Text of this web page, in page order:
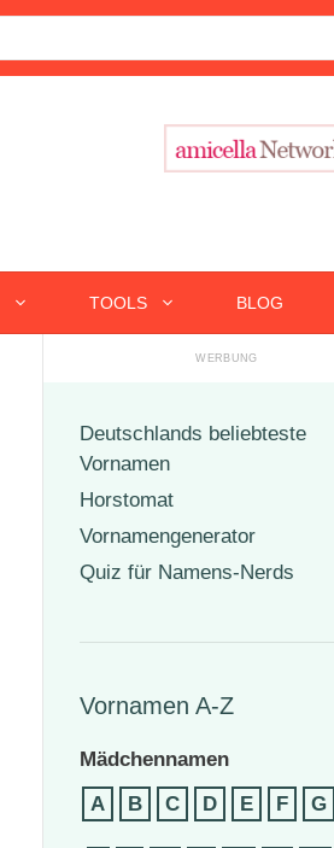
TOOLS BLOG
Deutschlands beliebteste
Vornamen
Horstomat
Vornamengenerator
Quiz für Namens-Nerds
Vornamen A-Z
Mädchennamen
A
B C D E F G